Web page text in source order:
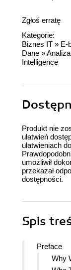
Zgłoś erratę
Kategorie:
Biznes IT » E-
Dane »
Intelligence
Produkt nie
ułatwień
ułatwieniach
umożliwił
przekazał
dostępności.
Spis
Preface
Why